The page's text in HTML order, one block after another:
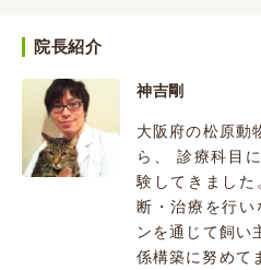
院長紹介
神吉剛
大阪府の松原動
ら、 診療科目
験してきまし
断・治療を行
ンを通じて飼い
係構築に努めて